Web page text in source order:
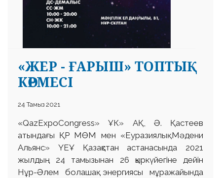
«ЖЕР - ҒАРЫШ» ТОПТЫҚ
КӨРМЕСІ
24 Тамыз 2021
«QazExpoCongress» ҰК» АҚ, Ә. Қастеев
атындағы ҚР МӨМ мен «Еуразиялық Мәдени
Альянс» ҮЕҰ Қазақстан астанасында 2021
жылдың 24 тамызынан 26 қыркүйегіне дейін
Нұр-Әлем болашақ энергиясы мұражайында